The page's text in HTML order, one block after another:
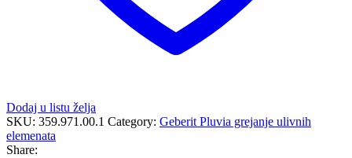
Dodaj u listu želja
SKU: 359.971.00.1 Category: Geberit Pluvia grejanje ulivnih
elemenata
Share: